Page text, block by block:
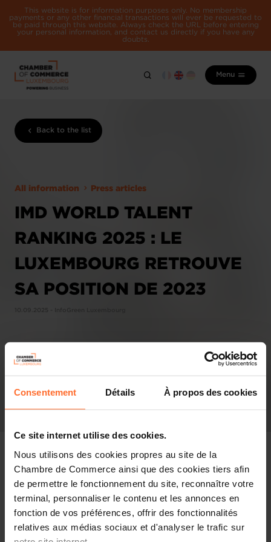
Consentement Détails À propos des cookies
Ce site internet utilise des cookies.
Nous utilisons des cookies propres au site de la
Chambre de Commerce ainsi que des cookies tiers afin
de permettre le fonctionnement du site, reconnaître votre
terminal, personnaliser le contenu et les annonces en
fonction de vos préférences, offrir des fonctionnalités
relatives aux médias sociaux et d'analyser le trafic sur
This website is for information purposes only. No membership
payments or any other financial transactions will ever be requested to
be paid through this website. Always check the URL before entering
your personal information, and contact us directly if you have any
doubts.
Menu
Back to the list
All information Press articles
IMD WORLD TALENT
RANKING 2025 : LE
LUXEMBOURG RETROUVE
SA POSITION DE 2023
In the press
Share this article